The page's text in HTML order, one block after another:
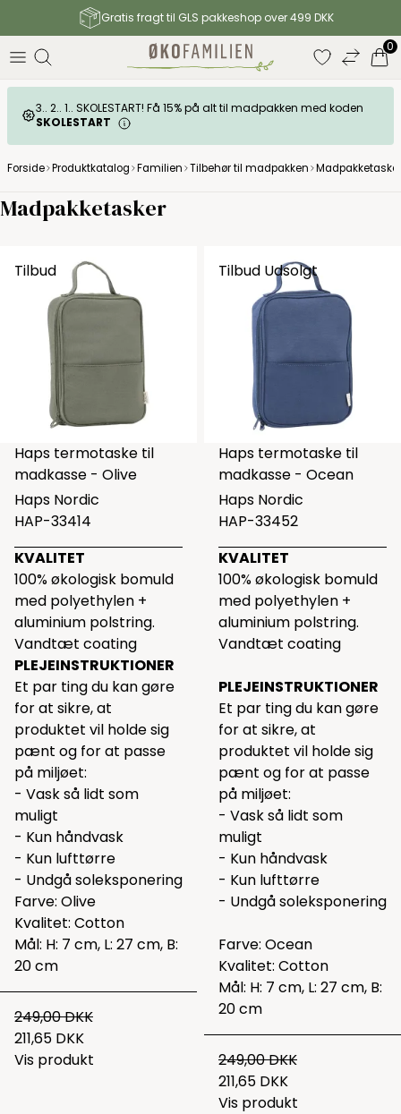
Gratis fragt til GLS pakkeshop over 499 DKK
0
3.. 2.. 1.. SKOLESTART! Få 15% på alt til madpakken med koden
SKOLESTART
Forside Produktkatalog Familien Tilbehør til madpakken Madpakketasker
Madpakketasker
Tilbud
Haps termotaske til
madkasse - Olive
Haps Nordic
HAP-33414
KVALITET
100% økologisk bomuld
med polyethylen +
aluminium polstring.
Vandtæt coating
PLEJEINSTRUKTIONER
Et par ting du kan gøre
for at sikre, at
produktet vil holde sig
pænt og for at passe
på miljøet:
- Vask så lidt som
muligt
- Kun håndvask
- Kun lufttørre
- Undgå soleksponering
Farve: Olive
Kvalitet: Cotton
Mål: H: 7 cm, L: 27 cm, B:
20 cm
249,00 DKK
211,65 DKK
Vis produkt
Tilbud Udsolgt
Haps termotaske til
madkasse - Ocean
Haps Nordic
HAP-33452
KVALITET
100% økologisk bomuld
med polyethylen +
aluminium polstring.
Vandtæt coating
PLEJEINSTRUKTIONER
Et par ting du kan gøre
for at sikre, at
produktet vil holde sig
pænt og for at passe
på miljøet:
- Vask så lidt som
muligt
- Kun håndvask
- Kun lufttørre
- Undgå soleksponering
Farve: Ocean
Kvalitet: Cotton
Mål: H: 7 cm, L: 27 cm, B:
20 cm
249,00 DKK
211,65 DKK
Vis produkt